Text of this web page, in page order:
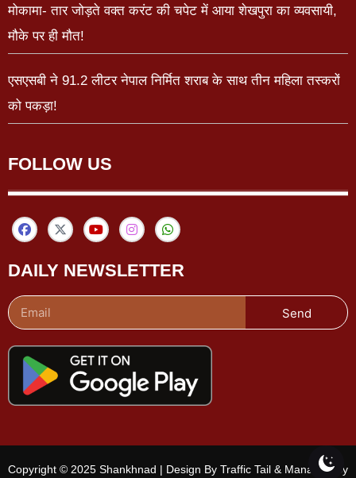
मोकामा- तार जोड़ते वक्त करंट की चपेट में आया शेखपुरा का व्यवसायी,
मौके पर ही मौत!
एसएसबी ने 91.2 लीटर नेपाल निर्मित शराब के साथ तीन महिला तस्करों
को पकड़ा!
FOLLOW US
DAILY NEWSLETTER
Send
Copyright © 2025 Shankhnad | Design By Traffic Tail & Managed By